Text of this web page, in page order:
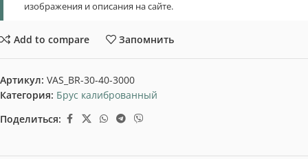
изображения и описания на сайте.
Add to compare Запомнить
Артикул: VAS_BR-30-40-3000
Категория: Брус калиброванный
Поделиться: